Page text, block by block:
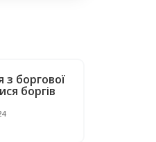
з боргової
боргів